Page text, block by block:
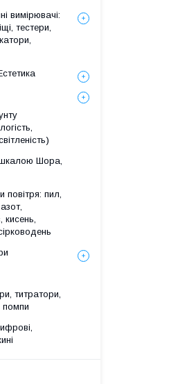
вимірювачі:
тестери,
Шора,
повітря: пил,
кисень,
титратори,
помпи